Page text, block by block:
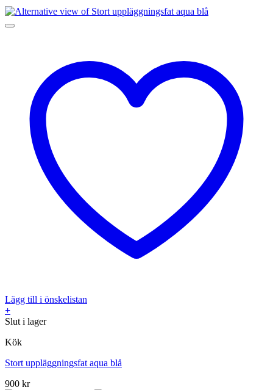
Lägg till i önskelistan
+
Slut i lager
Kök
Stort uppläggningsfat aqua blå
900 kr